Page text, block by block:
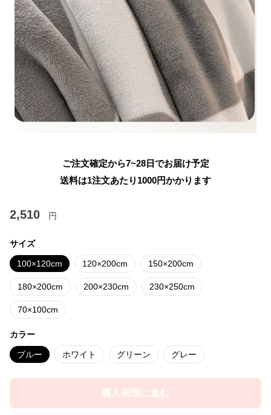
ご注文確定から7~28日でお届け予定
送料は1注文あたり 1000円かかります
2,510 円
サイズ
100×120cm 120×200cm 150×200cm
180×200cm 200×230cm 230×250cm
70×100cm
カラー
ブルー ホワイト グリーン グレー
購入画面に進む